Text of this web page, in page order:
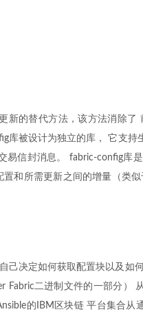
新的替代方法，该方法消除了
库被设计为独立的库， 它支持
易信封消息。 fabric-config库
和所需更新之间的增量（类
己决定如何获取配置块以及如
Fabric二进制文件的一部分）
的IBM区块链 平台集合从